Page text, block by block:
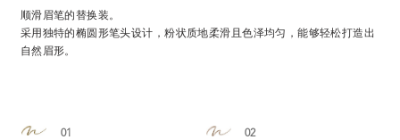
顺滑眉笔的替换装。
采用独特的椭圆形笔头设计，粉状质地柔滑且色泽均匀，能够轻松打造出
自然眉形。
01
02